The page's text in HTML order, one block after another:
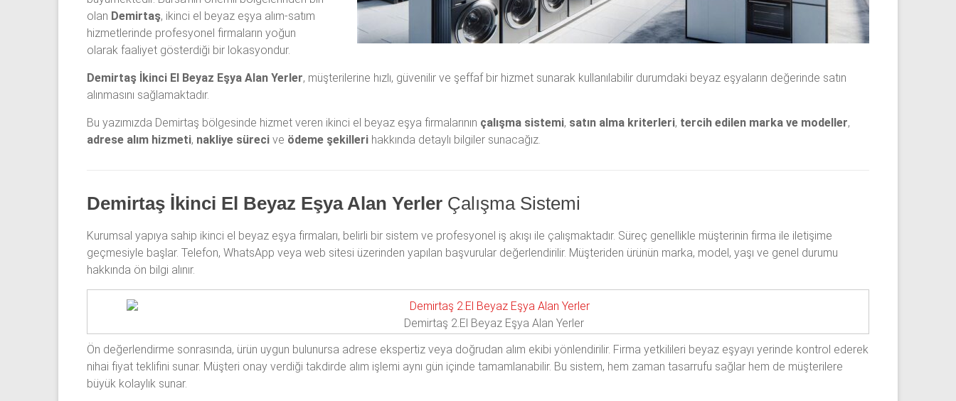
ve
kombi
alınır.
olan Demirtaş, ikinci el beyaz eşya alım-satım
hizmetlerinde profesyonel firmaların yoğun
olarak faaliyet gösterdiği bir lokasyondur.
Demirtaş İkinci El Beyaz Eşya Alan Yerler, müşterilerine hızlı, güvenilir ve şeffaf bir hizmet sunarak kullanılabilir durumdaki beyaz eşyaların değerinde satın
alınmasını sağlamaktadır.
Bu yazımızda Demirtaş bölgesinde hizmet veren ikinci el beyaz eşya firmalarının çalışma sistemi, satın alma kriterleri, tercih edilen marka ve modeller,
adrese alım hizmeti, nakliye süreci ve ödeme şekilleri hakkında detaylı bilgiler sunacağız.
Demirtaş İkinci El Beyaz Eşya Alan Yerler Çalışma Sistemi
Kurumsal yapıya sahip ikinci el beyaz eşya firmaları, belirli bir sistem ve profesyonel iş akışı ile çalışmaktadır. Süreç genellikle müşterinin firma ile iletişime
geçmesiyle başlar. Telefon, WhatsApp veya web sitesi üzerinden yapılan başvurular değerlendirilir. Müşteriden ürünün marka, model, yaşı ve genel durumu
hakkında ön bilgi alınır.
Demirtaş 2.El Beyaz Eşya Alan Yerler
Ön değerlendirme sonrasında, ürün uygun bulunursa adrese ekspertiz veya doğrudan alım ekibi yönlendirilir. Firma yetkilileri beyaz eşyayı yerinde kontrol ederek
nihai fiyat teklifini sunar. Müşteri onay verdiği takdirde alım işlemi aynı gün içinde tamamlanabilir. Bu sistem, hem zaman tasarrufu sağlar hem de müşterilere
büyük kolaylık sunar.